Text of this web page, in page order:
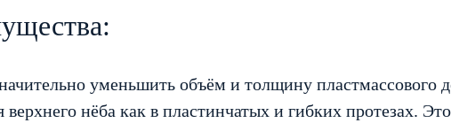
уменьшить объём и толщину пластмассового
нёба как в пластинчатых и гибких протезах.